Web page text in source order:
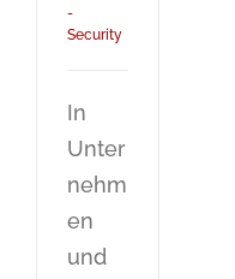
-
Security
In
Unter
nehm
en
und